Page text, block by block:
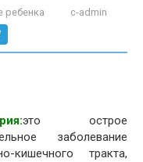
ребенка c-admin
это острое
заболевание
кишечного тракта,